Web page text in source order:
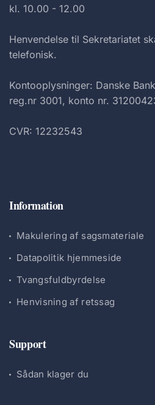
kl. 10.00 - 12.00
Henvendelse til Sekretariatet
telefonisk.
Kontooplysninger: Danske
reg.nr 3001, konto nr.
CVR: 12232543
Information
Makulering af sagsmateriale
Datapolitik hjemmeside
Tvangsfuldbyrdelse
Henvisning af retssag
Support
Sådan klager du